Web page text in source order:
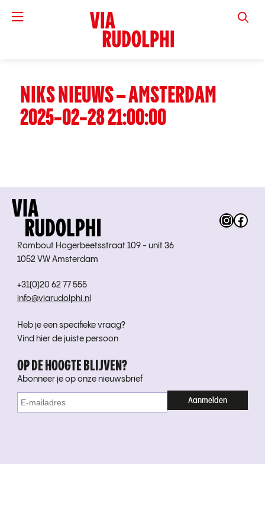
VIA
NIKS NIEUWS – AMSTERDAM
2025-02-28 21:00:00
Rombout Hogerbeetsstraat 109 - unit 36
1052 VW Amsterdam
+31(0)20 62 77 555
info@viarudolphi.nl
Heb je een specifieke vraag?
Vind hier de juiste persoon
OP DE HOOGTE BLIJVEN?
Abonneer je op onze nieuwsbrief